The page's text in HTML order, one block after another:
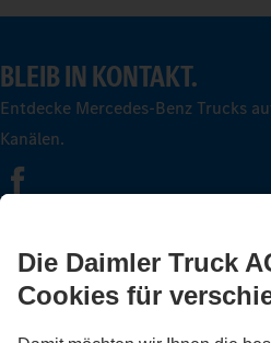
BLEIB IN KONTAKT.
Entdecke Mercedes-Benz Trucks
Kanälen.